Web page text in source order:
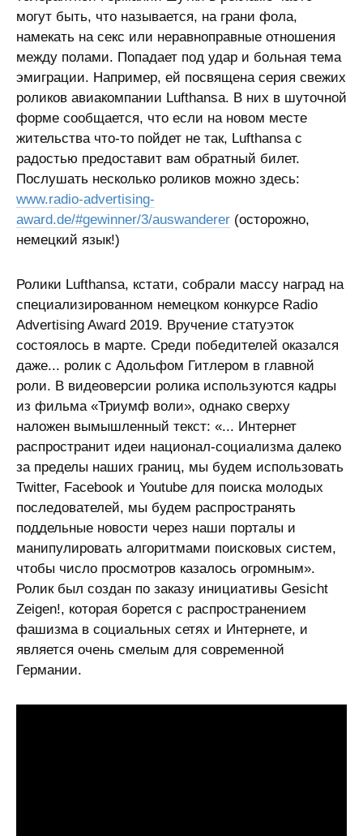
могут быть, что называется, на грани фола,
намекать на секс или неравноправные отношения
между полами. Попадает под удар и больная тема
эмиграции. Например, ей посвящена серия свежих
роликов авиакомпании Lufthansa. В них в шуточной
форме сообщается, что если на новом месте
жительства что-то пойдет не так, Lufthansa с
радостью предоставит вам обратный билет.
Послушать несколько роликов можно здесь:
www.radio-advertising-
award.de/#gewinner/3/auswanderer (осторожно,
немецкий язык!)
Ролики Lufthansa, кстати, собрали массу наград на
специализированном немецком конкурсе Radio
Advertising Award 2019. Вручение статуэток
состоялось в марте. Среди победителей оказался
даже... ролик с Адольфом Гитлером в главной
роли. В видеоверсии ролика используются кадры
из фильма «Триумф воли», однако сверху
наложен вымышленный текст: «... Интернет
распространит идеи национал-социализма далеко
за пределы наших границ, мы будем использовать
Twitter, Facebook и Youtube для поиска молодых
последователей, мы будем распространять
поддельные новости через наши порталы и
манипулировать алгоритмами поисковых систем,
чтобы число просмотров казалось огромным».
Ролик был создан по заказу инициативы Gesicht
Zeigen!, которая борется с распространением
фашизма в социальных сетях и Интернете, и
является очень смелым для современной
Германии.